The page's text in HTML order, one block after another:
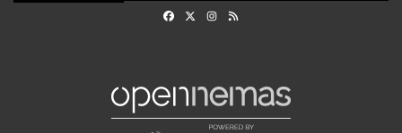
FacebookInstagram